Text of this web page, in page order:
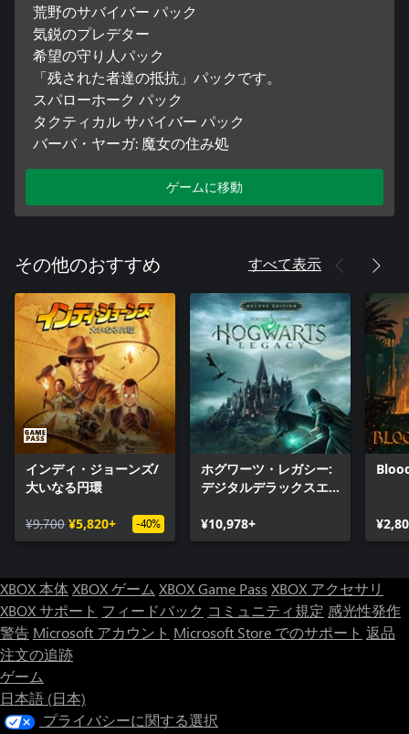
荒野のサバイバー パック
気鋭のプレデター
希望の守り人パック
「残された者達の抵抗」パックです。
スパローホーク パック
タクティカル サバイバー パック
バーバ・ヤーガ: 魔女の住み処
ゲームに移動
その他のおすすめ すべて表示
インディ・ジョーンズ/
大いなる円環
¥9,700 ¥5,820+ -40%
ホグワーツ・レガシー:
デジタルデラックスエ
¥10,978+
XBOX 本体XBOX ゲーム XBOX Game Pass XBOX アクセサリ
XBOX サポート フィードバック コミュニティ規定 感光性発作
警告 Microsoft アカウント Microsoft Store でのサポート 返品
注文の追跡
ゲーム
日本語 (日本)
プライバシーに関する選択